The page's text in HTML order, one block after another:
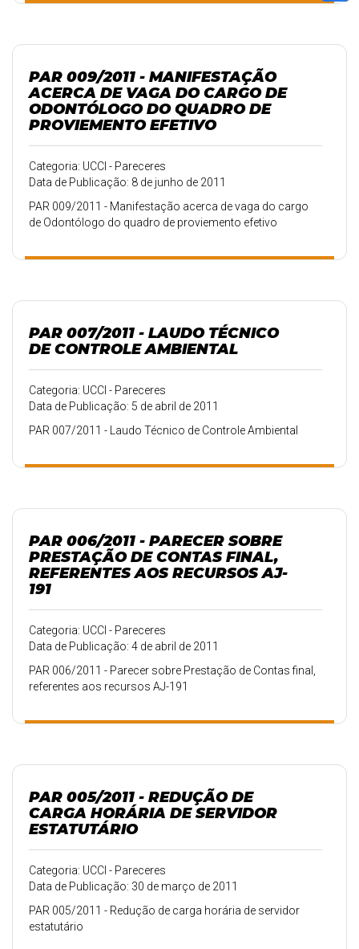
PAR 009/2011 - MANIFESTAÇÃO
ACERCA DE VAGA DO CARGO DE
ODONTÓLOGO DO QUADRO DE
PROVIEMENTO EFETIVO
Categoria: UCCI - Pareceres
Data de Publicação: 8 de junho de 2011
PAR 009/2011 - Manifestação acerca de vaga do cargo
de Odontólogo do quadro de proviemento efetivo
PAR 007/2011 - LAUDO TÉCNICO
DE CONTROLE AMBIENTAL
Categoria: UCCI - Pareceres
Data de Publicação: 5 de abril de 2011
PAR 007/2011 - Laudo Técnico de Controle Ambiental
PAR 006/2011 - PARECER SOBRE
PRESTAÇÃO DE CONTAS FINAL,
REFERENTES AOS RECURSOS AJ-
191
Categoria: UCCI - Pareceres
Data de Publicação: 4 de abril de 2011
PAR 006/2011 - Parecer sobre Prestação de Contas final,
referentes aos recursos AJ-191
PAR 005/2011 - REDUÇÃO DE
CARGA HORÁRIA DE SERVIDOR
ESTATUTÁRIO
Categoria: UCCI - Pareceres
Data de Publicação: 30 de março de 2011
PAR 005/2011 - Redução de carga horária de servidor
estatutário